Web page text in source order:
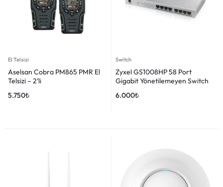
El Telsizi
Aselsan Cobra PM865 PMR El
Telsizi – 2’li
5.750₺
Switch
Zyxel GS1008HP 58 Port
Gigabit Yönetilemeyen Switch
6.000₺